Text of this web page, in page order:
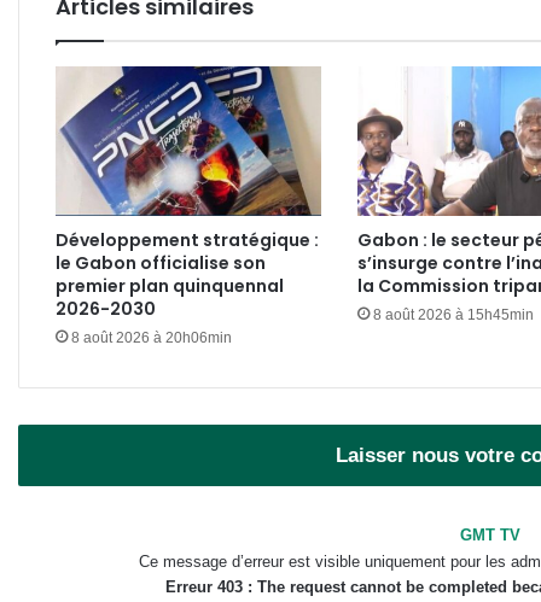
Articles similaires
Développement stratégique :
le Gabon officialise son
premier plan quinquennal
2026-2030
8 août 2026 à 20h06min
Gabon : le secteur
s’insurge contre
la Commission
8 août 2026 à 15h45min
Laisser nous votre
GMT TV
Ce message d’erreur est visible uniquement pour les
Erreur 403 : The request cannot be completed